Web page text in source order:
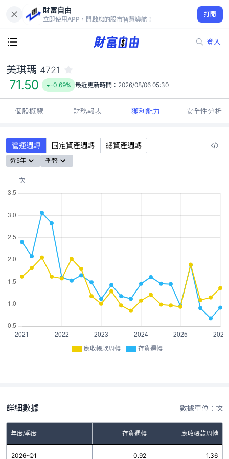
財富自由
立即使用APP，開啟您的股市智慧導航！
打開
登入
71.50
-0.69%
美琪瑪 4721
71.50 -0.69% 最近更新時間： 2026/08/06 05:30
個股概覽 財務報表 獲利能力 安全性分析
營運週轉 固定資產週轉 總資產週轉
近5年 季報
應收帳款周轉 存貨週轉
詳細數據 數據單位：次
年度/季度 存貨週轉 應收帳款周轉
2026-Q1 0.92 1.36